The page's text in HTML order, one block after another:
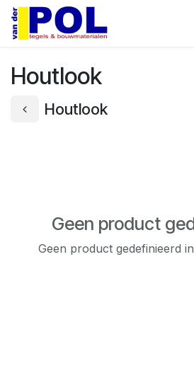
Overslaan naar inhoud
Houtlook
Houtlook
Geen product
Geen product gedefinieerd